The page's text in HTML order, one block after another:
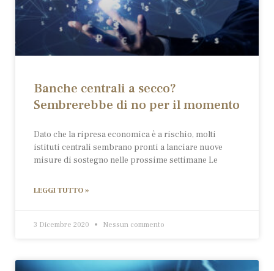
Banche centrali a secco?
Sembrerebbe di no per il momento
Dato che la ripresa economica è a rischio, molti
istituti centrali sembrano pronti a lanciare nuove
misure di sostegno nelle prossime settimane Le
LEGGI TUTTO »
3 Dicembre 2020 Nessun commento